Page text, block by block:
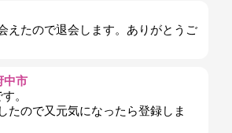
えたので退会します。ありがとうご
中市
。
たので又元気になったら登録しま